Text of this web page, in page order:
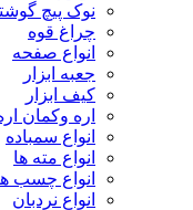
نوک پیچ
چراغ قوه
انواع صفحه
جعبه ابزار
کیف ابزار
اره وکمان
انواع سمباده
انواع مته ها
انواع چسب
انواع نردبان